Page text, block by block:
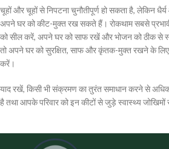
चूहों और चूहों से निपटना चुनौतीपूर्ण हो सकता है, लेकिन
अपने घर को कीट-मुक्त रख सकते हैं। रोकथाम सबसे
को सील करें, अपने घर को साफ रखें और भोजन को ठीक से
तो अपने घर को सुरक्षित, साफ और कृंतक-मुक्त रखने के
करें।
याद रखें, किसी भी संक्रमण का तुरंत समाधान करने से अधिक
है तथा आपके परिवार को इन कीटों से जुड़े स्वास्थ्य जोखिमों